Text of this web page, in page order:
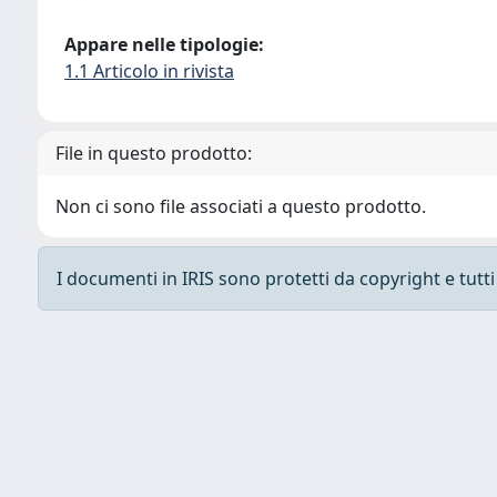
Appare nelle tipologie:
1.1 Articolo in rivista
File in questo prodotto:
Non ci sono file associati a questo prodotto.
I documenti in IRIS sono protetti da copyright e